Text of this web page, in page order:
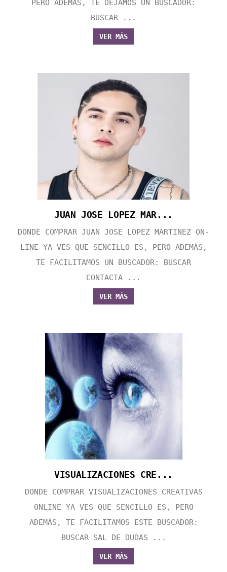
PERO ADEMÁS, TE DEJAMOS UN BUSCADOR:
BUSCAR ...
VER MÁS
JUAN JOSE LOPEZ MAR...
DONDE COMPRAR JUAN JOSE LOPEZ MARTINEZ ON-
LINE YA VES QUE SENCILLO ES, PERO ADEMÁS,
TE FACILITAMOS UN BUSCADOR: BUSCAR
CONTACTA ...
VER MÁS
VISUALIZACIONES CRE...
DONDE COMPRAR VISUALIZACIONES CREATIVAS
ONLINE YA VES QUE SENCILLO ES, PERO
ADEMÁS, TE FACILITAMOS ESTE BUSCADOR:
BUSCAR SAL DE DUDAS ...
VER MÁS